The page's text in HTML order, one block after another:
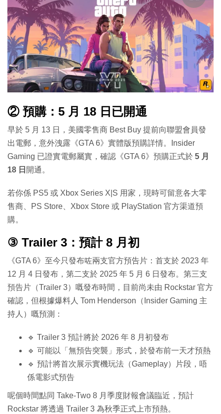
② 預購：5 月 18 日已開通
早於 5 月 13 日，美國零售商 Best Buy 提前向聯盟會員發
出電郵，意外洩露《GTA 6》實體版預購詳情。Insider
Gaming 已證實電郵屬實，確認《GTA 6》預購正式於 5 月
18 日 開通。
若你係 PS5 或 Xbox Series X|S 用家，現時可留意各大零
售商、PS Store、Xbox Store 或 PlayStation 官方渠道預
購。
③ Trailer 3：預計 8 月初
《GTA 6》至今只發布咗兩支官方預告片：首支於 2023 年
12 月 4 日發布，第二支於 2025 年 5 月 6 日發布。第三支
預告片（Trailer 3）嘅發布時間，目前尚未由 Rockstar 官方
確認，但根據爆料人 Tom Henderson（Insider Gaming 主
持人）嘅預測：
🔹 Trailer 3 預計將於 2026 年 8 月初發布
🔹 可能以「無預告突襲」形式，於發布前一天才預熱
🔹 預計將首次展示實機玩法（Gameplay）片段，唔
係電影式預告
呢個時間點同 Take-Two 8 月季度財報會議臨近，預計
Rockstar 將透過 Trailer 3 為秋季正式上市預熱。